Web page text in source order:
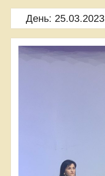
День: 25.03.2023